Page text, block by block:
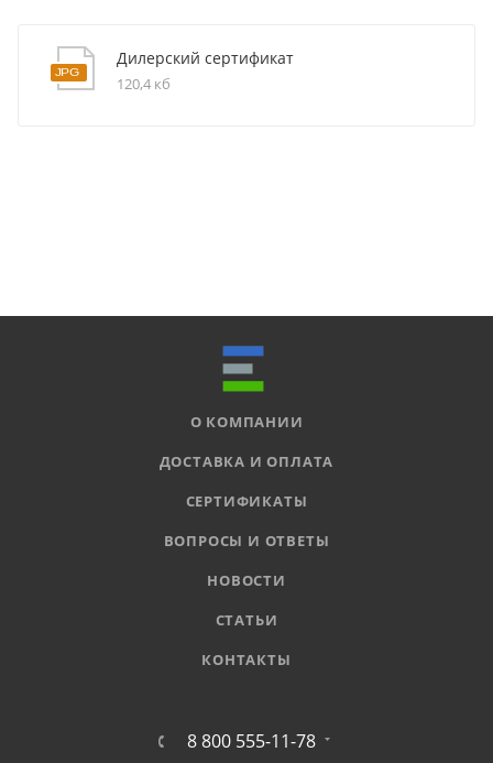
Дилерский сертификат
120,4 кб
О КОМПАНИИ
ДОСТАВКА И ОПЛАТА
СЕРТИФИКАТЫ
ВОПРОСЫ И ОТВЕТЫ
НОВОСТИ
СТАТЬИ
КОНТАКТЫ
8 800 555-11-78